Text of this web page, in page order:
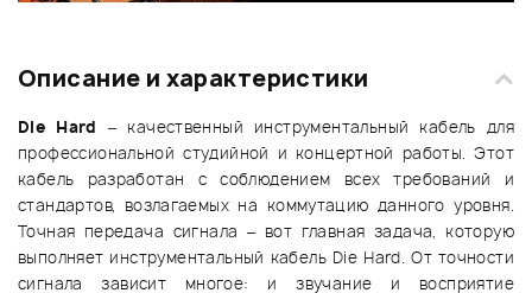
Описание и характеристики
Die Hard – качественный инструментальный кабель для
профессиональной студийной и концертной работы. Этот
кабель разработан с соблюдением всех требований и
стандартов, возлагаемых на коммутацию данного уровня.
Точная передача сигнала – вот главная задача, которую
выполняет инструментальный кабель Die Hard. От точности
сигнала зависит многое: и звучание и восприятие